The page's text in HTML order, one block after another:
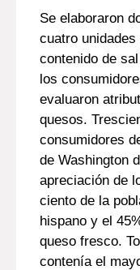
Se elaboraron
cuatro
contenido de
los
evaluaron
quesos.
consumidores
de Washington
apreciación de
ciento de la
hispano y el
queso fresco.
contenía el